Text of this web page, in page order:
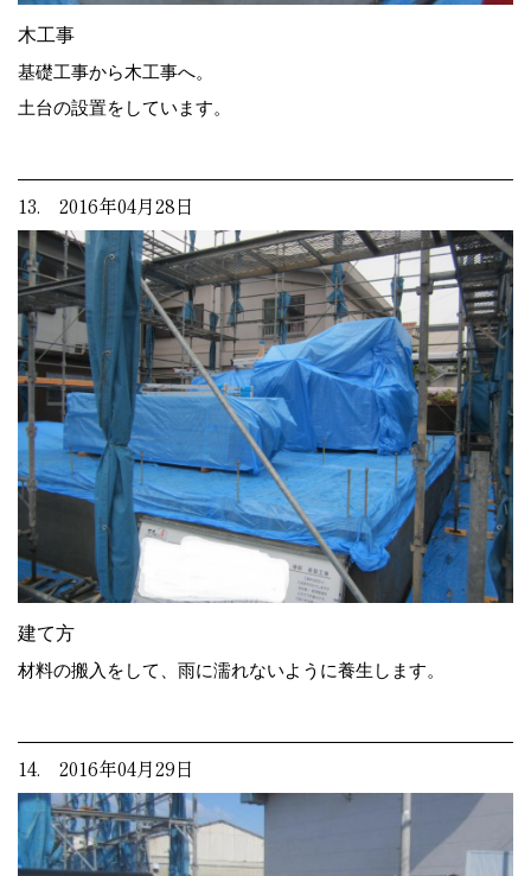
木工事
基礎工事から木工事へ。
土台の設置をしています。
13. 2016年04月28日
建て方
材料の搬入をして、雨に濡れないように養生します。
14. 2016年04月29日